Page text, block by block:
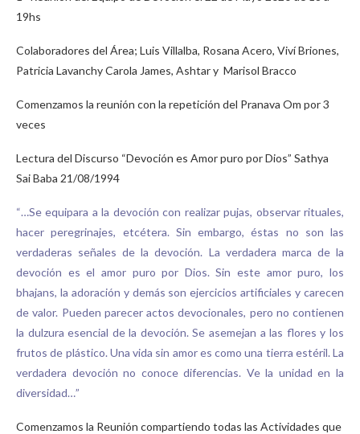
19hs
Colaboradores del Área; Luis Villalba, Rosana Acero, Viví Briones,
Patricia Lavanchy Carola James, Ashtar y Marisol Bracco
Comenzamos la reunión con la repetición del Pranava Om por 3
veces
Lectura del Discurso “Devoción es Amor puro por Dios” Sathya
Sai Baba 21/08/1994
“…Se equipara a la devoción con realizar pujas, observar rituales,
hacer peregrinajes, etcétera. Sin embargo, éstas no son las
verdaderas señales de la devoción. La verdadera marca de la
devoción es el amor puro por Dios. Sin este amor puro, los
bhajans, la adoración y demás son ejercicios artificiales y carecen
de valor. Pueden parecer actos devocionales, pero no contienen
la dulzura esencial de la devoción. Se asemejan a las flores y los
frutos de plástico. Una vida sin amor es como una tierra estéril. La
verdadera devoción no conoce diferencias. Ve la unidad en la
diversidad…”
Comenzamos la Reunión compartiendo todas las Actividades que